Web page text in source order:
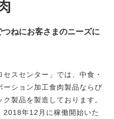
ねにお客さまのニーズに
スセンター」では、中食・
ション加工食肉製品ならび
製品を製造しております。
2018年12月に稼働開始いた